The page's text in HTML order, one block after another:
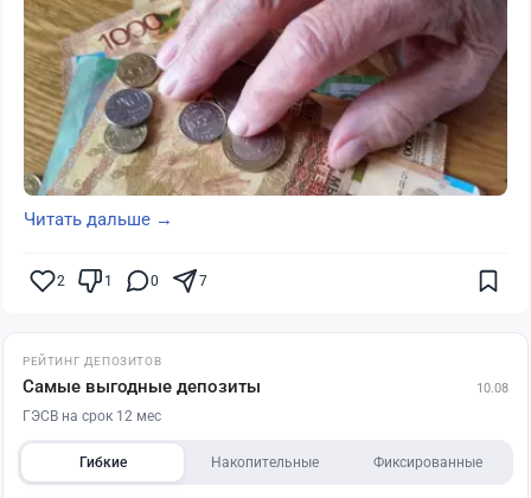
Читать дальше →
2 1 0 7
РЕЙТИНГ ДЕПОЗИТОВ
Самые выгодные депозиты 10.08
ГЭСВ на срок 12 мес
Гибкие Накопительные Фиксированные